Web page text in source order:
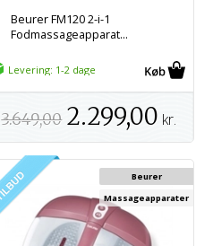
Beurer FM120 2-i-1
Fodmassageapparat...
Levering: 1-2 dage
3.649,00 2.299,00 kr.
Beurer
Massageapparater